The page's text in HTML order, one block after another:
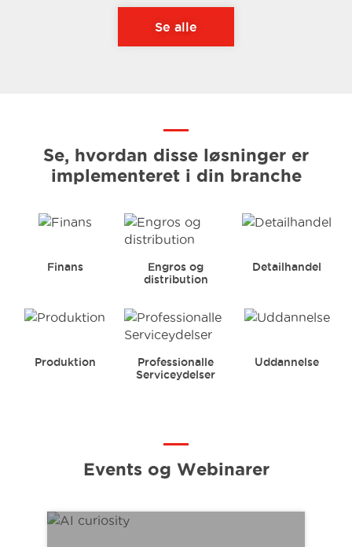
Se alle
Se, hvordan disse løsninger er
implementeret i din branche
Finans
Engros og
distribution
Detailhandel
Produktion
Professionalle
Serviceydelser
Uddannelse
Events og Webinarer